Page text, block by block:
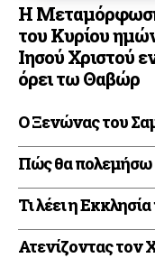
Η
του Κυρίου
Ιησού Χριστού
όρει τω Θαβώρ
Ο Ξενώνας του
Πώς θα πολεμήσω
Τι λέει η
Ατενίζοντας τον